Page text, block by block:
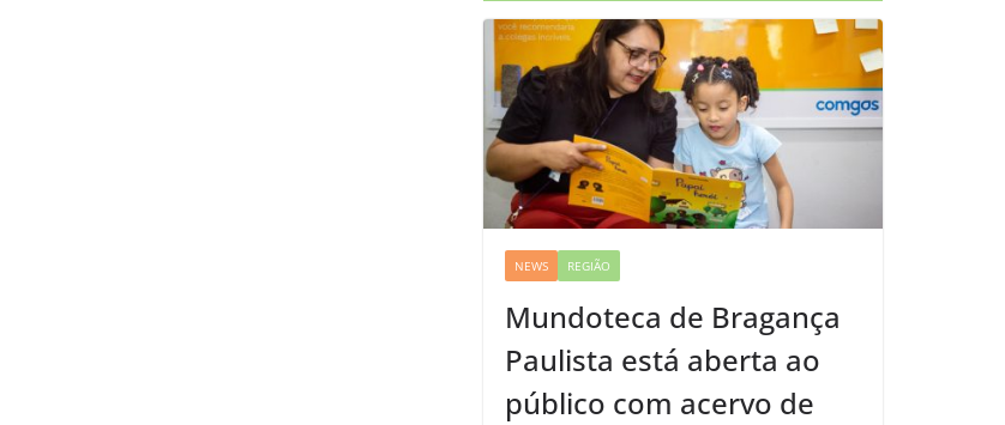
NEWS REGIÃO
Mundoteca de Bragança
Paulista está aberta ao
público com acervo de